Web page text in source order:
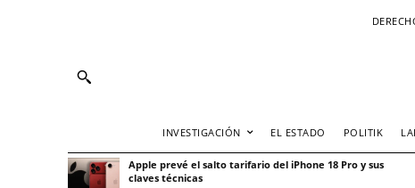
INVESTIGACIÓN EL ESTADO POLITIK
Apple prevé el salto tarifario del iPhone 18 Pro y sus
claves técnicas